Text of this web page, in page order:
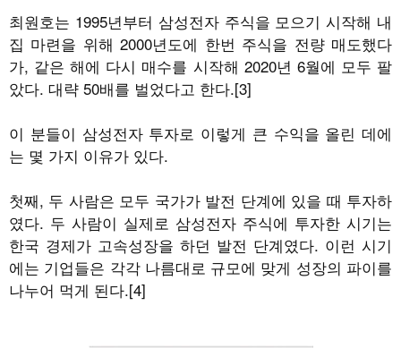
최원호는 1995년부터 삼성전자 주식을 모으기 시작해 내
집 마련을 위해 2000년도에 한번 주식을 전량 매도했다
가, 같은 해에 다시 매수를 시작해 2020년 6월에 모두 팔
았다. 대략 50배를 벌었다고 한다.[3]
이 분들이 삼성전자 투자로 이렇게 큰 수익을 올린 데에
는 몇 가지 이유가 있다.
첫째, 두 사람은 모두 국가가 발전 단계에 있을 때 투자하
였다. 두 사람이 실제로 삼성전자 주식에 투자한 시기는
한국 경제가 고속성장을 하던 발전 단계였다. 이런 시기
에는 기업들은 각각 나름대로 규모에 맞게 성장의 파이를
나누어 먹게 된다.[4]